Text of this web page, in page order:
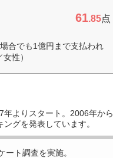
61.85点
合でも1億円まで支払われ
性）
よりスタート。2006年から
グを発表しています。
ート調査を実施。